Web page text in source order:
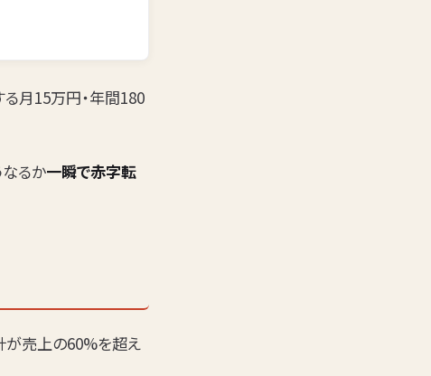
る月15万円・年間180
るか一瞬で赤字転
が売上の60%を超え